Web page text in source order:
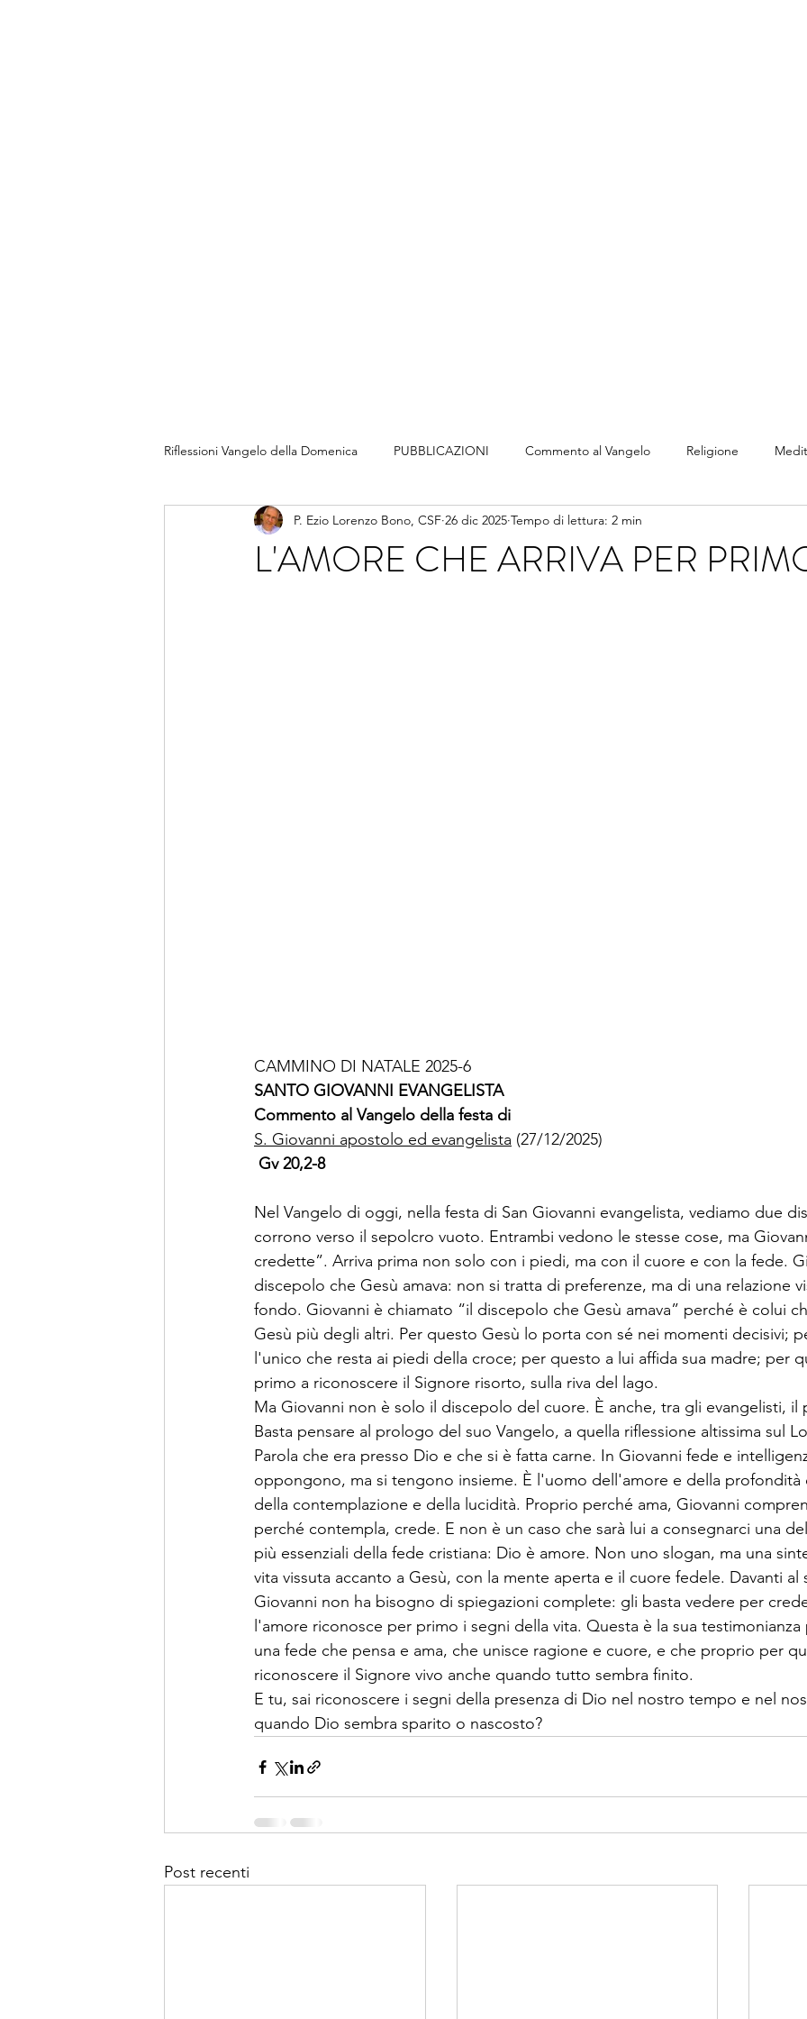
Riflessioni Vangelo della Domenica PUBBLICAZIONI Commento al Vangelo Religione
L'AMORE CHE ARRIVA PER
P. Ezio Lorenzo Bono, CSF 26 dic 2025 Tempo di lettura: 2 min
CAMMINO DI NATALE 2025-6
SANTO GIOVANNI EVANGELISTA
Commento al Vangelo della festa di
S. Giovanni apostolo ed evangelista (27/12/2025)
Gv 20,2-8
Nel Vangelo di oggi, nella festa di San Giovanni evangelista, vediamo due
corrono verso il sepolcro vuoto. Entrambi vedono le stesse cose, ma
credette”. Arriva prima non solo con i piedi, ma con il cuore e con la fede.
discepolo che Gesù amava: non si tratta di preferenze, ma di una relazione
fondo. Giovanni è chiamato “il discepolo che Gesù amava” perché è colui
Gesù più degli altri. Per questo Gesù lo porta con sé nei momenti decisivi;
l'unico che resta ai piedi della croce; per questo a lui affida sua madre; per
primo a riconoscere il Signore risorto, sulla riva del lago.
Ma Giovanni non è solo il discepolo del cuore. È anche, tra gli evangelisti, il
Basta pensare al prologo del suo Vangelo, a quella riflessione altissima sul
Parola che era presso Dio e che si è fatta carne. In Giovanni fede e
oppongono, ma si tengono insieme. È l'uomo dell'amore e della profondità
della contemplazione e della lucidità. Proprio perché ama, Giovanni
perché contempla, crede. E non è un caso che sarà lui a consegnarci una
più essenziali della fede cristiana: Dio è amore. Non uno slogan, ma una
vita vissuta accanto a Gesù, con la mente aperta e il cuore fedele. Davanti
Giovanni non ha bisogno di spiegazioni complete: gli basta vedere per
l'amore riconosce per primo i segni della vita. Questa è la sua
una fede che pensa e ama, che unisce ragione e cuore, e che proprio per
riconoscere il Signore vivo anche quando tutto sembra finito.
E tu, sai riconoscere i segni della presenza di Dio nel nostro tempo e nel
quando Dio sembra sparito o nascosto?
Post recenti